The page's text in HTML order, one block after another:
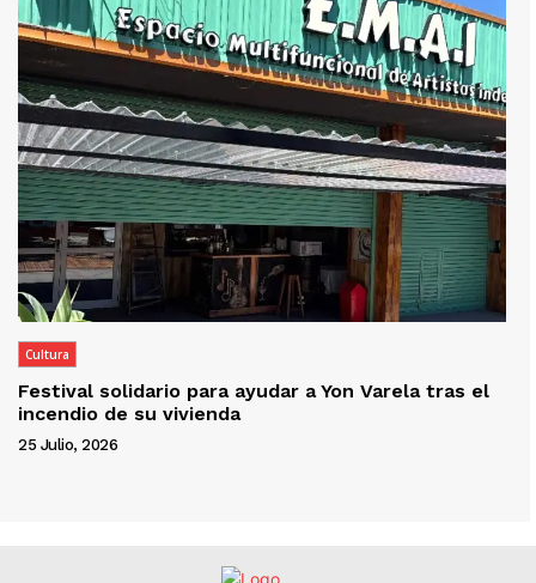
Cultura
Festival solidario para ayudar a Yon Varela tras el
incendio de su vivienda
25 Julio, 2026